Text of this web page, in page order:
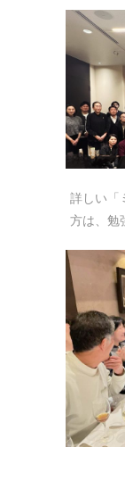
詳しい「
方は、勉